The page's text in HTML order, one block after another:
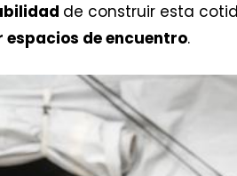
de construir esta
espacios de encuentro.